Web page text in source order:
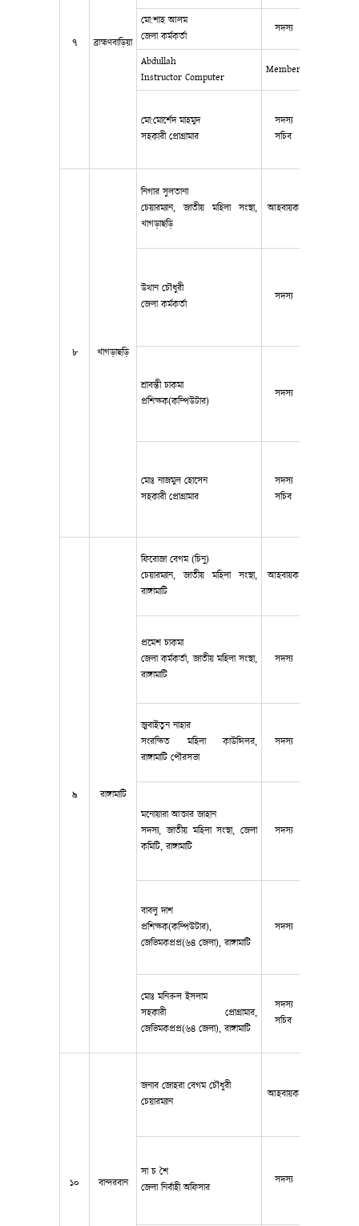
৭ ব্রাহ্মণবাড়িয়া
মো:শাহ আলম
জেলা কর্মকর্তা
সদস্য
Abdullah
Instructor Computer
Member
মো:মোর্শেদ মাহমুদ
সহকারী প্রোগ্রামার
সদস্য
সচিব
৮ খাগড়াছড়ি
নিগার সুলতানা
চেয়ারম্যান, জাতীয় মহিলা সংস্থা,
খাগড়াছড়ি
আহবায়ক
উথান চৌধুরী
জেলা কর্মকর্তা
সদস্য
শ্রাবন্তী চাকমা
প্রশিক্ষক(কম্পিউটার)
সদস্য
মোঃ নাজমুল হোসেন
সহকারী প্রোগ্রামার
সদস্য
সচিব
৯ রাঙ্গামাটি
ফিরোজা বেগম (চিনু)
চেয়ারম্যান, জাতীয় মহিলা সংস্থা,
রাঙ্গামাটি
আহবায়ক
প্রমেশ চাকমা
জেলা কর্মকর্তা, জাতীয় মহিলা সংস্থা,
রাঙ্গামাটি
সদস্য
জুবাইতুন নাহার
সংরক্ষিত মহিলা কাউন্সিলর,
রাঙ্গামাটি পৌরসভা
সদস্য
মনোয়ারা আক্তার জাহান
সদস্য, জাতীয় মহিলা সংস্থা, জেলা
কমিটি, রাঙ্গামাটি
সদস্য
বাবলু দাশ
প্রশিক্ষক(কম্পিউটার),
জেভিমকপ্রপ্র(৬৪ জেলা), রাঙ্গামাটি
সদস্য
মোঃ মনিরুল ইসলাম
সহকারী প্রোগ্রামার,
জেভিমকপ্রপ্র(৬৪ জেলা), রাঙ্গামাটি
সদস্য
সচিব
১০ বান্দরবান
জনাব জোহরা বেগম চৌধুরী
চেয়ারম্যান
আহবায়ক
সা চ শৈ
জেলা নির্বাহী অফিসার
সদস্য